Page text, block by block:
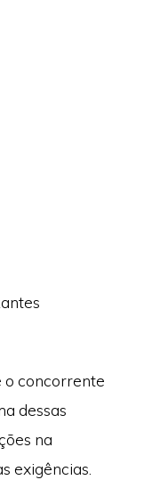
o concorrente
dessas
na
exigências.